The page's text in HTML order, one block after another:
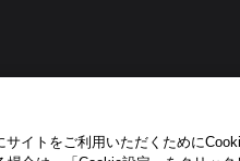
イトをご利用いただくために